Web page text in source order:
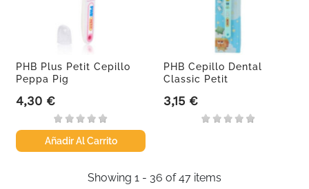
PHB Plus Petit Cepillo
Peppa Pig
Precio
4,30 €
Añadir Al Carrito
PHB Cepillo Dental
Classic Petit
Precio
3,15 €
Showing 1 - 36 of 47 items